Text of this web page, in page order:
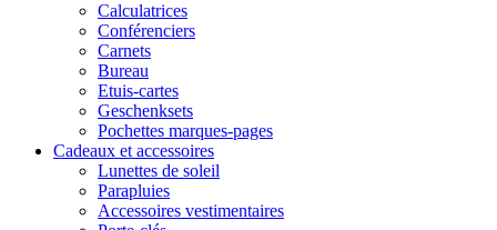
Calculatrices
Conférenciers
Carnets
Bureau
Etuis-cartes
Geschenksets
Pochettes marques-pages
Cadeaux et accessoires
Lunettes de soleil
Parapluies
Accessoires vestimentaires